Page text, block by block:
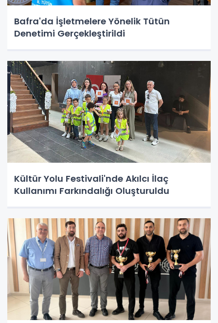
Bafra'da İşletmelere Yönelik Tütün
Denetimi Gerçekleştirildi
Kültür Yolu Festivali'nde Akılcı İlaç
Kullanımı Farkındalığı Oluşturuldu